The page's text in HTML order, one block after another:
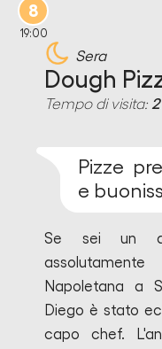
8
19:00
Sera
Dough
Tempo di visita:
Pizze
e
Se sei un
Napoletana a
Diego è stato
capo chef.